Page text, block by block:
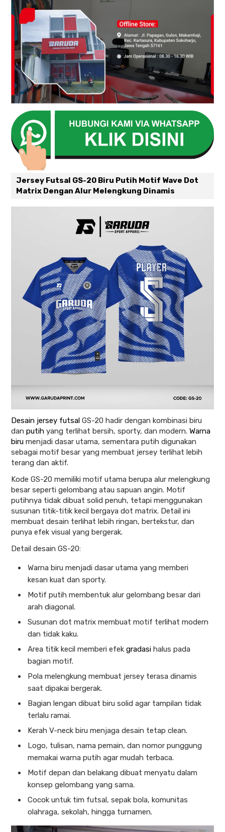
Jersey Futsal GS-20 Biru Putih Motif Wave Dot
Matrix Dengan Alur Melengkung Dinamis
Desain jersey futsal GS-20 hadir dengan kombinasi biru
dan putih yang terlihat bersih, sporty, dan modern. Warna
biru menjadi dasar utama, sementara putih digunakan
sebagai motif besar yang membuat jersey terlihat lebih
terang dan aktif.
Kode GS-20 memiliki motif utama berupa alur melengkung
besar seperti gelombang atau sapuan angin. Motif
putihnya tidak dibuat solid penuh, tetapi menggunakan
susunan titik-titik kecil bergaya dot matrix. Detail ini
membuat desain terlihat lebih ringan, bertekstur, dan
punya efek visual yang bergerak.
Detail desain GS-20:
Warna biru menjadi dasar utama yang memberi
kesan kuat dan sporty.
Motif putih membentuk alur gelombang besar dari
arah diagonal.
Susunan dot matrix membuat motif terlihat modern
dan tidak kaku.
Area titik kecil memberi efek gradasi halus pada
bagian motif.
Pola melengkung membuat jersey terasa dinamis
saat dipakai bergerak.
Bagian lengan dibuat biru solid agar tampilan tidak
terlalu ramai.
Kerah V-neck biru menjaga desain tetap clean.
Logo, tulisan, nama pemain, dan nomor punggung
memakai warna putih agar mudah terbaca.
Motif depan dan belakang dibuat menyatu dalam
konsep gelombang yang sama.
Cocok untuk tim futsal, sepak bola, komunitas
olahraga, sekolah, hingga turnamen.